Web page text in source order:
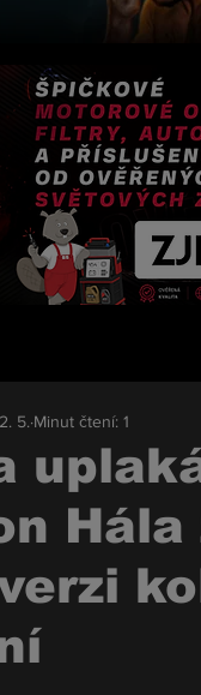
5. Minut čtení: 1